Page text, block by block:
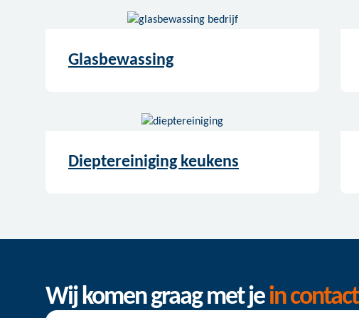
Glasbewassing
Dieptereiniging keukens
Wij komen graag met jein contact